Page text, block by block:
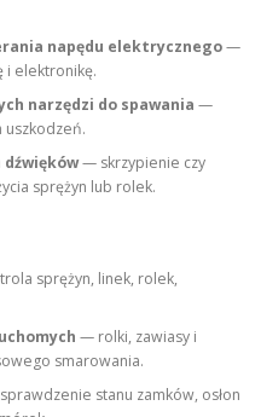
napędu elektrycznego—
i elektronikę.
narzędzi do spawania —
uszkodzeń.
— skrzypienie czy
sprężyn lub rolek.
sprężyn, linek, rolek,
— rolki, zawiasy i
smarowania.
stanu zamków, osłon